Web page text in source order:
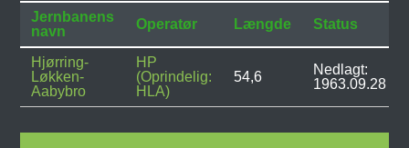
Jernbanens
navn
Operatør Længde Status
Hjørring-
Løkken-
Aabybro
HP
(Oprindelig:
HLA)
54,6
Nedlagt:
1963.09.28